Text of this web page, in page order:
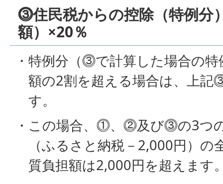
⓷住民税からの控除（特例分
額）×20％
・特例分（⓷で計算した場合の
額の2割を超える場合は、上
す。
・この場合、⓵、⓶及び⓷の3つ
（ふるさと納税－2,000円）
質負担額は2,000円を超えます